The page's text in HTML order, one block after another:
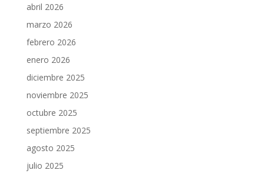
abril 2026
marzo 2026
febrero 2026
enero 2026
diciembre 2025
noviembre 2025
octubre 2025
septiembre 2025
agosto 2025
julio 2025